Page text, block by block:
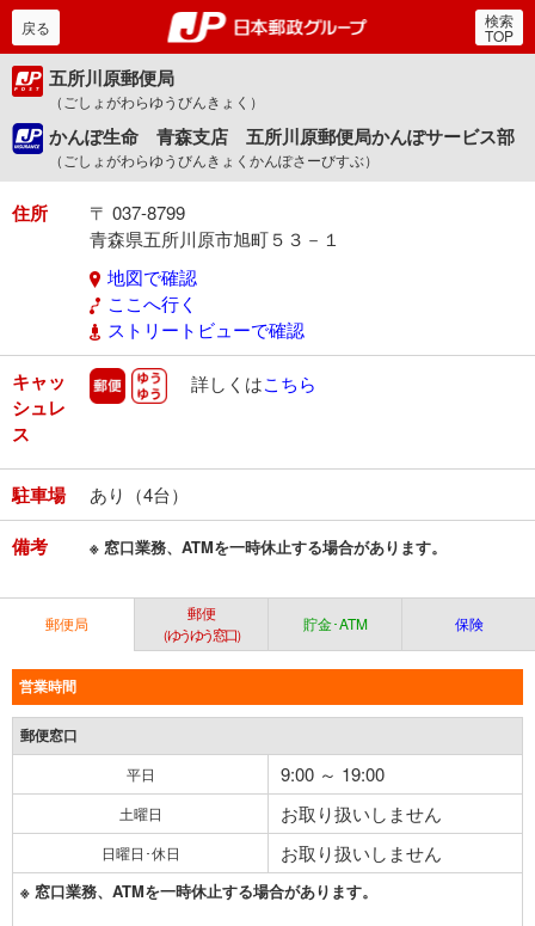
郵便局・日本郵政グルー
戻る 検索
TOP
五所川原郵便局
（ごしょがわらゆうびんきょく）
かんぽ生命 青森支店 五所川原郵便局かんぽサービス部
（ごしょがわらゆうびんきょくかんぽさーびすぶ）
住所
〒 037-8799
青森県五所川原市旭町５３－１
地図で確認
ここへ行く
ストリートビューで確認
キャッ
シュレ
ス
郵便 ゆうゆう
詳しくはこちら
駐車場 あり（4台）
備考 ※ 窓口業務、ATMを一時休止する場合があります。
郵便局
郵便
（ゆうゆう窓口）
貯金･ATM 保険
営業時間
郵便窓口
平日 9:00 ～ 19:00
土曜日 お取り扱いしません
日曜日･休日 お取り扱いしません
※ 窓口業務、ATMを一時休止する場合があります。